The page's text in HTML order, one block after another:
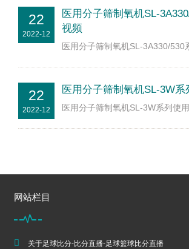
22
2022-12
医用分子筛制氧机SL-
视频
医用分子筛制氧机SL-3A330/530
22
2022-12
医用分子筛制氧机SL-3W系
医用分子筛制氧机SL-3W系列使
网站栏目
关于足球比分-比分直播-足球篮球比分直播